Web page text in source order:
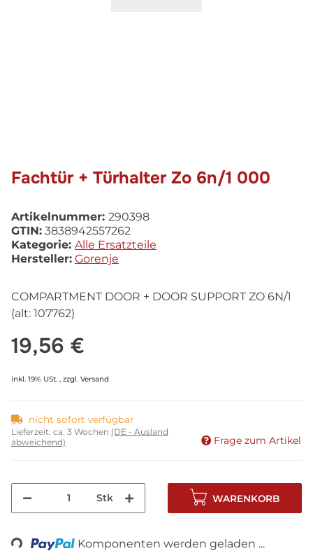
Fachtür + Türhalter Zo 6n/1 000
Artikelnummer: 290398
GTIN: 3838942557262
Kategorie: Alle Ersatzteile
Hersteller: Gorenje
COMPARTMENT DOOR + DOOR SUPPORT ZO 6N/1
(alt: 107762)
19,56 €
inkl. 19% USt. , zzgl. Versand
nicht sofort verfügbar
Lieferzeit: ca. 3 Wochen (DE - Ausland
abweichend)
Frage zum Artikel
Stk WARENKORB
Komponenten werden geladen ...